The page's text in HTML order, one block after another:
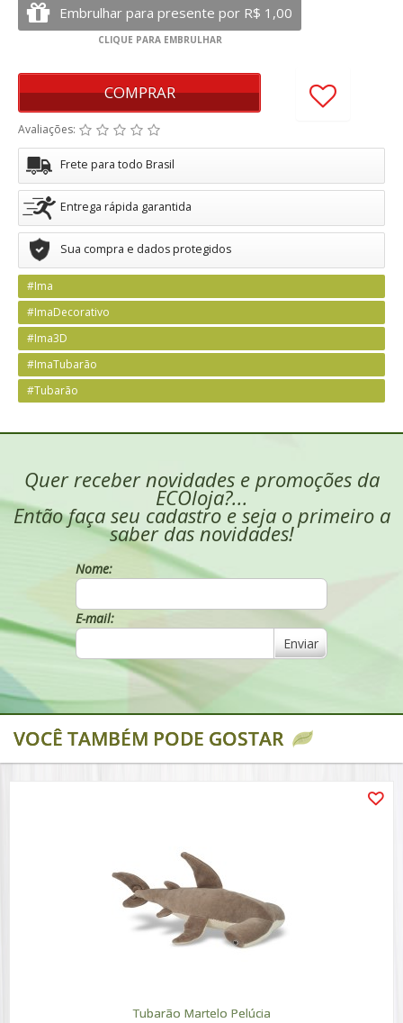
COMPRAR
Avaliações:
Frete para todo Brasil
Entrega rápida garantida
Sua compra e dados protegidos
#Ima
#ImaDecorativo
#Ima3D
#ImaTubarão
#Tubarão
Quer receber novidades e promoções da
ECOloja?...
Então faça seu cadastro e seja o primeiro a
saber das novidades!
Nome:
E-mail:
Enviar
VOCÊ TAMBÉM PODE GOSTAR
Tubarão Martelo Pelúcia